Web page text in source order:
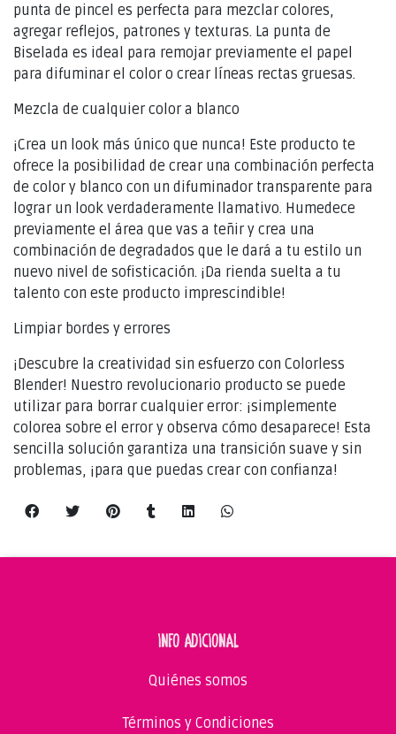
punta de pincel es perfecta para mezclar colores,
agregar reflejos, patrones y texturas. La punta de
Biselada es ideal para remojar previamente el papel
para difuminar el color o crear líneas rectas gruesas.
Mezcla de cualquier color a blanco
¡Crea un look más único que nunca! Este producto te
ofrece la posibilidad de crear una combinación perfecta
de color y blanco con un difuminador transparente para
lograr un look verdaderamente llamativo. Humedece
previamente el área que vas a teñir y crea una
combinación de degradados que le dará a tu estilo un
nuevo nivel de sofisticación. ¡Da rienda suelta a tu
talento con este producto imprescindible!
Limpiar bordes y errores
¡Descubre la creatividad sin esfuerzo con Colorless
Blender! Nuestro revolucionario producto se puede
utilizar para borrar cualquier error: ¡simplemente
colorea sobre el error y observa cómo desaparece! Esta
sencilla solución garantiza una transición suave y sin
problemas, ¡para que puedas crear con confianza!
INFO ADICIONAL
Quiénes somos
Términos y Condiciones